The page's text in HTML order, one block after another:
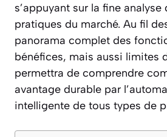
s’appuyant sur la fine analyse
pratiques du marché. Au fil
panorama complet des
bénéfices, mais aussi limites
permettra de comprendre
avantage durable par
intelligente de tous types de